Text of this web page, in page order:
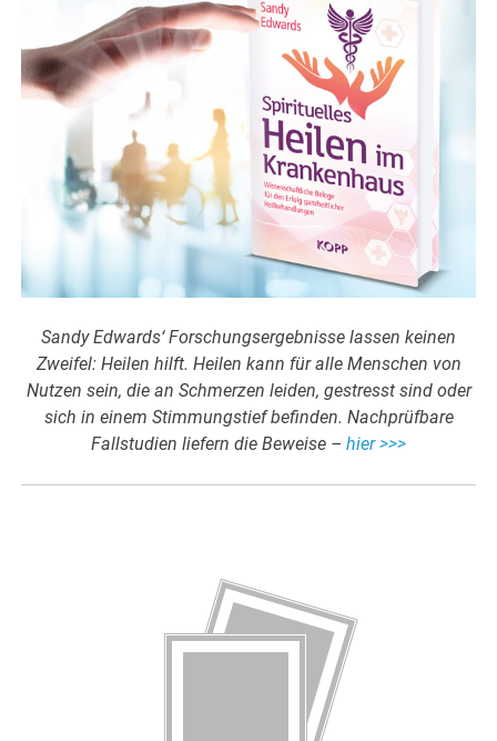
Sandy Edwards‘ Forschungsergebnisse lassen keinen
Zweifel: Heilen hilft. Heilen kann für alle Menschen von
Nutzen sein, die an Schmerzen leiden, gestresst sind oder
sich in einem Stimmungstief befinden. Nachprüfbare
Fallstudien liefern die Beweise – hier >>>